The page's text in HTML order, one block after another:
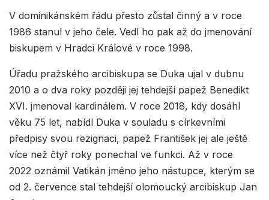
V dominikánském řádu přesto zůstal činný a v roce
1986 stanul v jeho čele. Vedl ho pak až do jmenování
biskupem v Hradci Králové v roce 1998.
Úřadu pražského arcibiskupa se Duka ujal v dubnu
2010 a o dva roky později jej tehdejší papež Benedikt
XVI. jmenoval kardinálem. V roce 2018, kdy dosáhl
věku 75 let, nabídl Duka v souladu s církevními
předpisy svou rezignaci, papež František jej ale ještě
více než čtyř roky ponechal ve funkci. Až v roce
2022 oznámil Vatikán jméno jeho nástupce, kterým se
od 2. července stal tehdejší olomoucký arcibiskup Jan